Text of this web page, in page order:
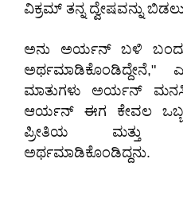
ವಿಕ್ರಮ್‌ ತನ್ನ ದ್ವೇಷವನ್ನು
​ಅನು ಅರ್ಯನ್ ಬಳಿ ಬಂದು
ಮಾತುಗಳು ಅರ್ಯನ್
ಆರ್ಯನ್ ಈಗ ಕೇವಲ
ಪ್ರೀತಿಯ ಮತ್ತು
ಅರ್ಥಮಾಡಿಕೊಂಡಿದ್ದನು.